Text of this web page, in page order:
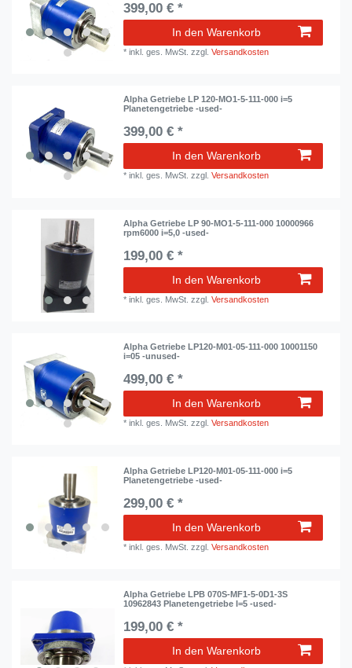
399,00 € *
In den Warenkorb
*inkl. ges. MwSt. zzgl.Versandkosten
Alpha Getriebe LP 120-MO1-5-111-000 i=5
Planetengetriebe -used-
399,00 € *
In den Warenkorb
*inkl. ges. MwSt. zzgl.Versandkosten
Alpha Getriebe LP 90-MO1-5-111-000 10000966
rpm6000 i=5,0 -used-
199,00 € *
In den Warenkorb
*inkl. ges. MwSt. zzgl.Versandkosten
Alpha Getriebe LP120-M01-05-111-000 10001150
i=05 -unused-
499,00 € *
In den Warenkorb
*inkl. ges. MwSt. zzgl.Versandkosten
Alpha Getriebe LP120-M01-05-111-000 i=5
Planetengetriebe -used-
299,00 € *
In den Warenkorb
*inkl. ges. MwSt. zzgl.Versandkosten
Alpha Getriebe LPB 070S-MF1-5-0D1-3S
10962843 Planetengetriebe I=5 -used-
199,00 € *
In den Warenkorb